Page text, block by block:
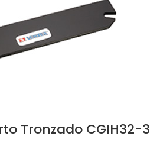
Tronzado CGIH32-3